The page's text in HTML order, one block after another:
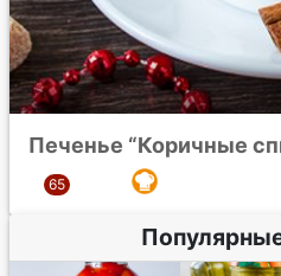
Печенье “Коричные